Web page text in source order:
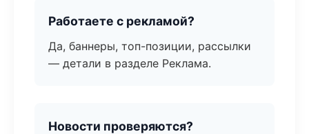
Работаете с рекламой?
Да, баннеры, топ-позиции, рассылки
— детали в разделе Реклама.
Новости проверяются?